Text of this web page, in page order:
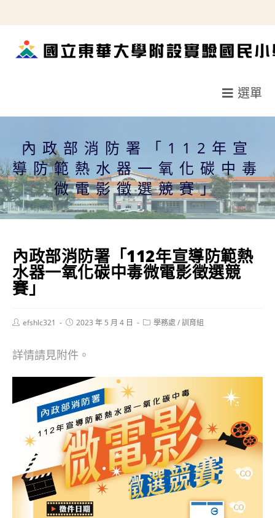
轉
選單
內政部消防署「112年宣
導防範熱水器一氧化碳中毒
微電影徵選競賽」
內政部消防署「112年宣導防範熱
水器一氧化碳中毒微電影徵選競
賽」
Postefshlc321
Post2023 年 5 月 4 日
Post學務處 /訓育組
詳情請見附件。